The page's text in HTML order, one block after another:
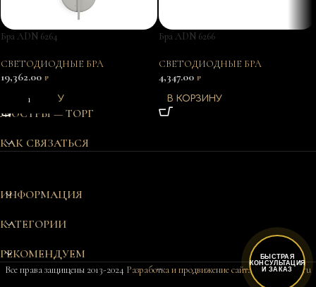
Бра ADN 6264
СВЕТОДИОДНЫЕ БРА
19,362.00 ₽
В КОРЗИНУ
Бра ADN 6266
СВЕТОДИОДНЫЕ БРА
4,347.00 ₽
В КОРЗИНУ
ЛЮСТРЫ — ТОРГ
КАК СВЯЗАТЬСЯ
ИНФОРМАЦИЯ
КАТЕГОРИИ
РЕКОМЕНДУЕМ
Все права защищены 2013-2024 Разработка и продвижение сайта Bukovkin-it.ru
БЫСТРАЯ
КОНСУЛЬТАЦИЯ
И ЗАКАЗ